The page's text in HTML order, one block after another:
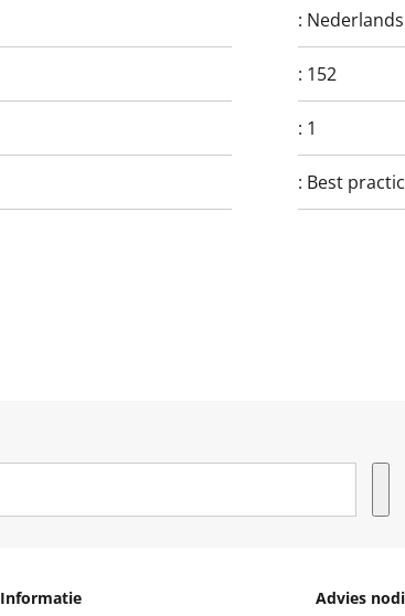
: Nederlands
: 152
: 1
: Best
Informatie Advies